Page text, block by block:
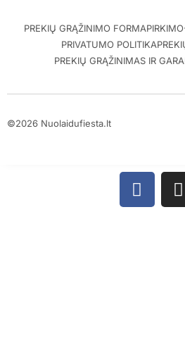
PREKIŲ GRĄŽINIMO FORMA
PRIVATUMO POLITIKA
PREKIŲ GRĄŽINIMAS IR
©2026 Nuolaidufiesta.lt